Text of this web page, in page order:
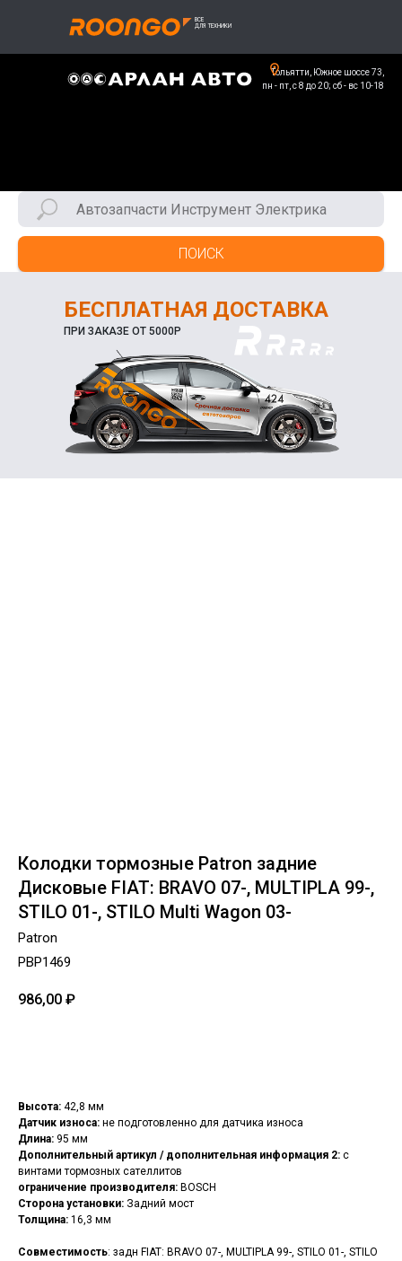
Тольятти, Южное шоссе 73,
пн - пт, с 8 до 20; сб - вс 10-18
ПОИСК
БЕСПЛАТНАЯ ДОСТАВКА
ПРИ ЗАКАЗЕ ОТ 5000Р
Колодки тормозные Patron задние
Дисковые FIAT: BRAVO 07-, MULTIPLA 99-,
STILO 01-, STILO Multi Wagon 03-
Patron
PBP1469
986,00 ₽
Высота: 42,8 мм
Датчик износа: не подготовленно для датчика износа
Длина: 95 мм
Дополнительный артикул / дополнительная информация 2: с
винтами тормозных сателлитов
ограничение производителя: BOSCH
Сторона установки: Задний мост
Толщина: 16,3 мм
Совместимость: задн FIAT: BRAVO 07-, MULTIPLA 99-, STILO 01-, STILO